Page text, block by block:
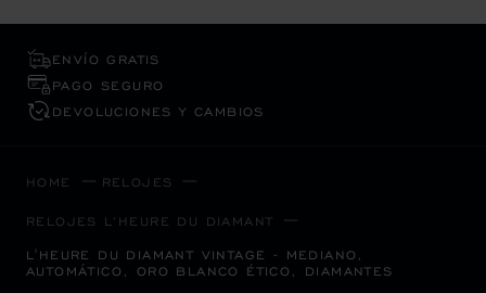
ENVÍO GRATIS
PAGO SEGURO
DEVOLUCIONES Y CAMBIOS
HOME RELOJES
RELOJES L’HEURE DU DIAMANT
L'HEURE DU DIAMANT VINTAGE - MEDIANO,
AUTOMÁTICO, ORO BLANCO ÉTICO, DIAMANTES